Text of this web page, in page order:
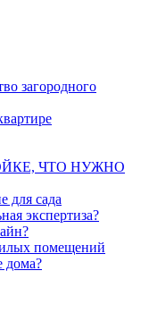
загородного
ЧТО НУЖНО
для сада
экспертиза?
помещений
дома?